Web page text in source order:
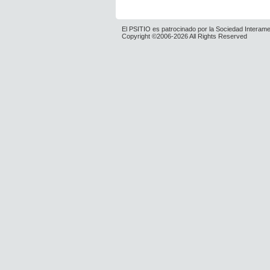
El PSITIO es patrocinado por la Sociedad
Copyright ©2006-2026 All Rights Reserved